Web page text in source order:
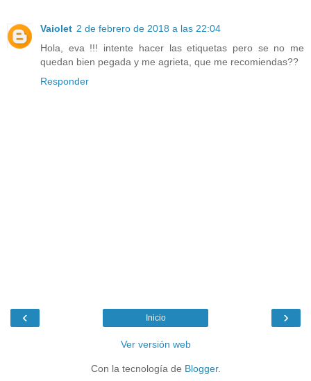
Vaiolet 2 de febrero de 2018 a las 22:04
Hola, eva !!! intente hacer las etiquetas pero se no me
quedan bien pegada y me agrieta, que me recomiendas??
Responder
‹ ›
Inicio
Ver versión web
Con la tecnología de Blogger.